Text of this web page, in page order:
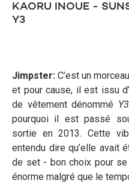
KAORU INOUE -
Y3
Jimpster: C’est un
et pour cause, il est issu
de vêtement dénommé Y3
pourquoi il est passé
sortie en 2013. Cette
entendu dire qu’elle avait
de set - bon choix pour
énorme malgré que le